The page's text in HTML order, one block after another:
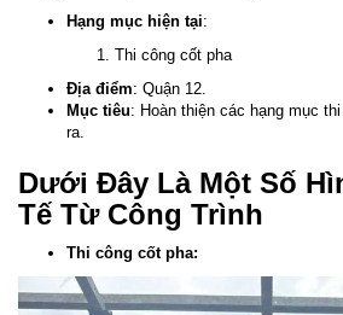
Hạng mục hiện tại:
Thi công cốt pha
Địa điểm: Quận 12.
Mục tiêu: Hoàn thiện các hạng mục
ra.
Dưới Đây Là Một Số
Tế Từ Công Trình
Thi công cốt pha: